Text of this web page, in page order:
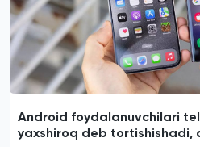
Android foydalanuvchilari
yaxshiroq deb tortishishadi,